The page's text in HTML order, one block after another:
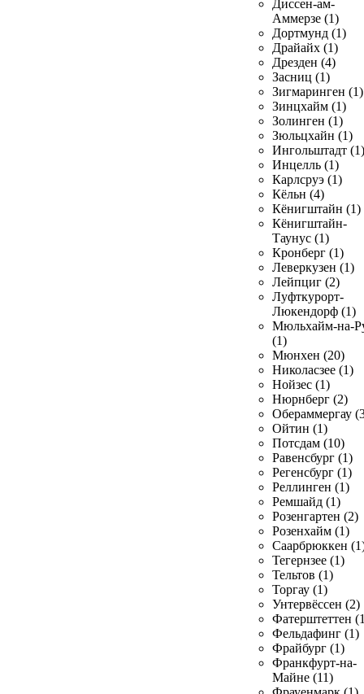
Диссен-ам-
Аммерзе (1)
Дортмунд (1)
Драйайх (1)
Дрезден (4)
Засниц (1)
Зигмаринген (1)
Зинцхайм (1)
Золинген (1)
Зюльцхайн (1)
Ингольштадт (1)
Инцелль (1)
Карлсруэ (1)
Кёльн (4)
Кёнигштайн (1)
Кёнигштайн-
Таунус (1)
Кронберг (1)
Леверкузен (1)
Лейпциг (2)
Луфткурорт-
Люкендорф (1)
Мюльхайм-на-
(1)
Мюнхен (20)
Николасзее (1)
Нойзес (1)
Нюрнберг (2)
Обераммергау
Ойтин (1)
Потсдам (10)
Равенсбург (1)
Регенсбург (1)
Реллинген (1)
Ремшайд (1)
Розенгартен (2)
Розенхайм (1)
Саарбрюккен
Тегернзее (1)
Тельтов (1)
Торгау (1)
Унтервёссен (2)
Фатерштеттен
Фельдафинг (1)
Фрайбург (1)
Франкфурт-на-
Майне (11)